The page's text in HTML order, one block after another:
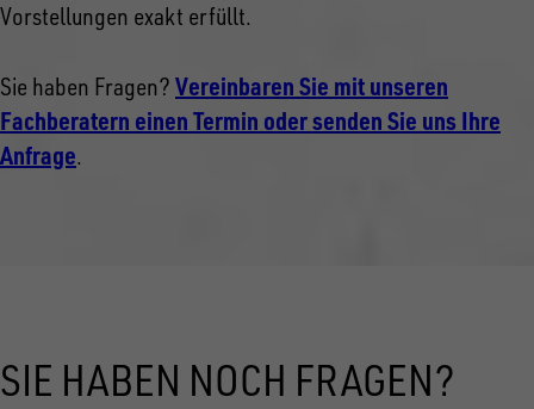
Vorstellungen exakt erfüllt.
Sie haben Fragen? Vereinbaren Sie mit unseren
Fachberatern einen Termin oder senden Sie uns Ihre
Anfrage.
SIE HABEN NOCH FRAGEN?